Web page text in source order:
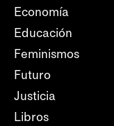
Economía
Educación
Feminismos
Futuro
Justicia
Libros